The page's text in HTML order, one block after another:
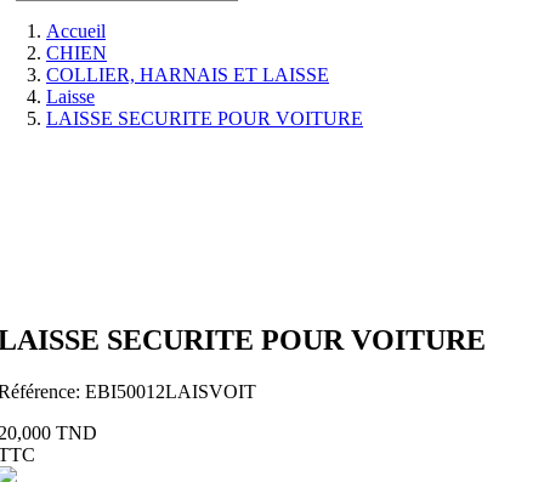
Accueil
CHIEN
COLLIER, HARNAIS ET LAISSE
Laisse
LAISSE SECURITE POUR VOITURE
SECURITE POUR VOITURE
EBI50012LAISVOIT
TND